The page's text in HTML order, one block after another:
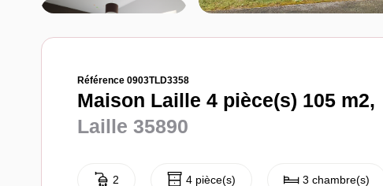
Référence 0903TLD3358
Maison Laille 4 pièce(s) 105 m2,
Laille 35890
2 4 pièce(s) 3 chambre(s)